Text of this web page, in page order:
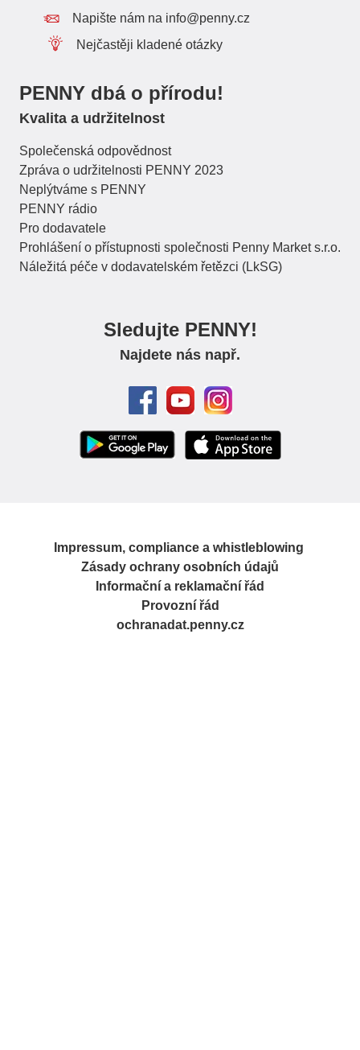
Napište nám na info@penny.cz
Nejčastěji kladené otázky
PENNY dbá o přírodu!
Kvalita a udržitelnost
Společenská odpovědnost
Zpráva o udržitelnosti PENNY 2023
Neplýtváme s PENNY
PENNY rádio
Pro dodavatele
Prohlášení o přístupnosti společnosti Penny Market s.r.o.
Náležitá péče v dodavatelském řetězci (LkSG)
Sledujte PENNY!
Najdete nás např.
Impressum, compliance a whistleblowing
Zásady ochrany osobních údajů
Informační a reklamační řád
Provozní řád
ochranadat.penny.cz